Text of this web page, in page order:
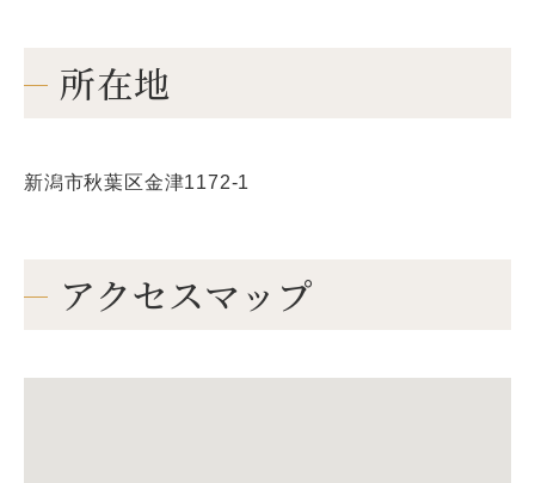
所在地
新潟市秋葉区金津1172-1
アクセスマップ